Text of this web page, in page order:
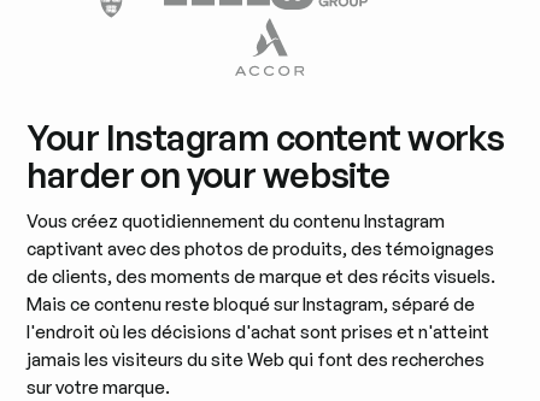
Your Instagram content works
harder on your website
Vous créez quotidiennement du contenu Instagram
captivant avec des photos de produits, des témoignages
de clients, des moments de marque et des récits visuels.
Mais ce contenu reste bloqué sur Instagram, séparé de
l'endroit où les décisions d'achat sont prises et n'atteint
jamais les visiteurs du site Web qui font des recherches
sur votre marque.